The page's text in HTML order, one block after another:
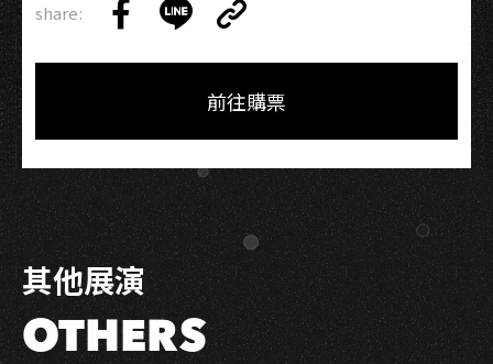
share:
on
on
Link
Copy
前往購票
其他展演
OTHERS